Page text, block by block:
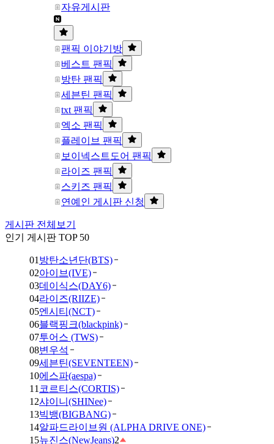
자유게시판
팬픽 이야기방
베스트 팬픽
방탄 팬픽
세븐틴 팬픽
txt 팬픽
엑소 팬픽
플레이브 팬픽
보이넥스트도어 팬픽
라이즈 팬픽
스키즈 팬픽
연예인 게시판 신청
게시판 전체보기
인기 게시판 TOP 50
01 방탄소년단(BTS)
02아이브(IVE)
03데이식스(DAY6)
04라이즈(RIIZE)
05엔시티(NCT)
06블랙핑크(blackpink)
07투어스 (TWS)
08변우석
09세븐틴(SEVENTEEN)
10에스파(aespa)
11 코르티스(CORTIS)
12샤이니(SHINee)
13빅뱅(BIGBANG)
14알파드라이브원 (ALPHA DRIVE ONE)
15뉴진스(NewJeans)2